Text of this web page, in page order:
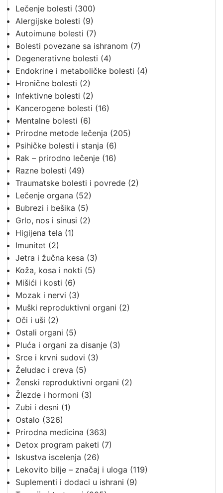
Lečenje bolesti (300)
Alergijske bolesti (9)
Autoimune bolesti (7)
Bolesti povezane sa ishranom (7)
Degenerativne bolesti (4)
Endokrine i metaboličke bolesti (4)
Hronične bolesti (2)
Infektivne bolesti (2)
Kancerogene bolesti (16)
Mentalne bolesti (6)
Prirodne metode lečenja (205)
Psihičke bolesti i stanja (6)
Rak – prirodno lečenje (16)
Razne bolesti (49)
Traumatske bolesti i povrede (2)
Lečenje organa (52)
Bubrezi i bešika (5)
Grlo, nos i sinusi (2)
Higijena tela (1)
Imunitet (2)
Jetra i žučna kesa (3)
Koža, kosa i nokti (5)
Mišići i kosti (6)
Mozak i nervi (3)
Muški reproduktivni organi (2)
Oči i uši (2)
Ostali organi (5)
Pluća i organi za disanje (3)
Srce i krvni sudovi (3)
Želudac i creva (5)
Ženski reproduktivni organi (2)
Žlezde i hormoni (3)
Zubi i desni (1)
Ostalo (326)
Prirodna medicina (363)
Detox program paketi (7)
Iskustva iscelenja (26)
Lekovito bilje – značaj i uloga (119)
Suplementi i dodaci u ishrani (9)